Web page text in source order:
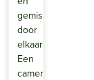
gemis
door
elkaar.
Een
camera